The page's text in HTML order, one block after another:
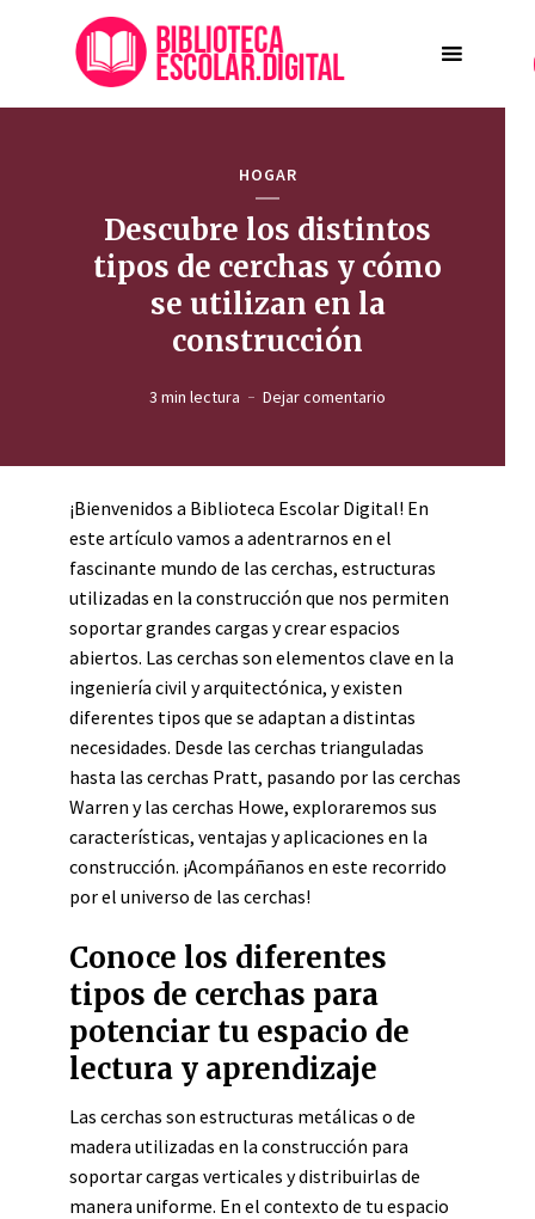
HOGAR
Descubre los distintos
tipos de cerchas y cómo
se utilizan en la
construcción
3 min lectura Dejar comentario
¡Bienvenidos a Biblioteca Escolar Digital! En
este artículo vamos a adentrarnos en el
fascinante mundo de las cerchas, estructuras
utilizadas en la construcción que nos permiten
soportar grandes cargas y crear espacios
abiertos. Las cerchas son elementos clave en la
ingeniería civil y arquitectónica, y existen
diferentes tipos que se adaptan a distintas
necesidades. Desde las cerchas trianguladas
hasta las cerchas Pratt, pasando por las cerchas
Warren y las cerchas Howe, exploraremos sus
características, ventajas y aplicaciones en la
construcción. ¡Acompáñanos en este recorrido
por el universo de las cerchas!
Conoce los diferentes
tipos de cerchas para
potenciar tu espacio de
lectura y aprendizaje
Las cerchas son estructuras metálicas o de
madera utilizadas en la construcción para
soportar cargas verticales y distribuirlas de
manera uniforme. En el contexto de tu espacio